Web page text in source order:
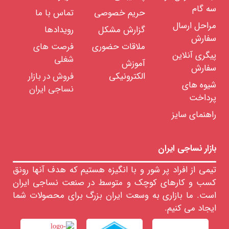
نخ
چتایی
نخ
فرشی
(اکریلیک)
فیلامنت
نخ
های
فانتزی
رنگرزی
انواع
نخ
خدمات
آزمایشگاهی
نخ
سه گام
مراحل ارسال
سفارش
پیگری آنلاین
سفارش
شیوه های
پرداخت
راهنمای سایز
حریم خصوصی
گزارش مشکل
ملاقات حضوری
آموزش
الکترونیکی
تماس با ما
رویدادها
فرصت های
شغلی
فروش در بازار
نساجی ایران
بازار نساجی ایران
تیمی از افراد پر شور و با انگیزه هستیم که هدف آنها رونق
کسب و کارهای کوچک و متوسط در صنعت نساجی ایران
است. ما بازاری به وسعت ایران بزرگ برای محصولات شما
ایجاد می کنیم.